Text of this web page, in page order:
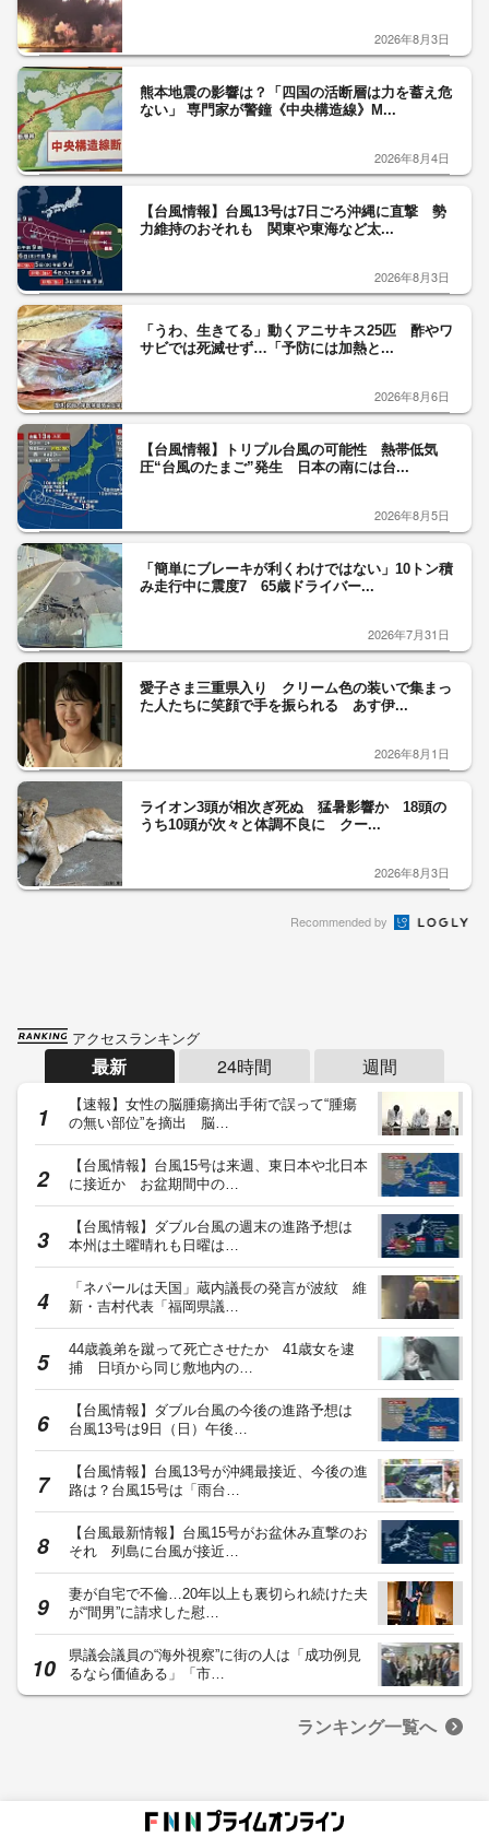
2026年8月3日
熊本地震の影響は？「四国の活断層は力を蓄え危
ない」 専門家が警鐘《中央構造線》M...
2026年8月4日
【台風情報】台風13号は7日ごろ沖縄に直撃 勢
力維持のおそれも 関東や東海など太...
2026年8月3日
「うわ、生きてる」動くアニサキス25匹 酢やワ
サビでは死滅せず…「予防には加熱と...
2026年8月6日
【台風情報】トリプル台風の可能性 熱帯低気
圧“台風のたまご”発生 日本の南には台...
2026年8月5日
「簡単にブレーキが利くわけではない」10トン積
み走行中に震度7 65歳ドライバー...
2026年7月31日
愛子さま三重県入り クリーム色の装いで集まっ
た人たちに笑顔で手を振られる あす伊...
2026年8月1日
ライオン3頭が相次ぎ死ぬ 猛暑影響か 18頭の
うち10頭が次々と体調不良に クー...
2026年8月3日
Recommended by
アクセスランキング
最新 24時間 週間
【速報】女性の脳腫瘍摘出手術で誤って“腫瘍
の無い部位”を摘出 脳…
【台風情報】台風15号は来週、東日本や北日本
に接近か お盆期間中の…
【台風情報】ダブル台風の週末の進路予想は
本州は土曜晴れも日曜は…
「ネパールは天国」蔵内議長の発言が波紋 維
新・吉村代表「福岡県議…
44歳義弟を蹴って死亡させたか 41歳女を逮
捕 日頃から同じ敷地内の…
【台風情報】ダブル台風の今後の進路予想は
台風13号は9日（日）午後…
【台風情報】台風13号が沖縄最接近、今後の進
路は？台風15号は「雨台…
【台風最新情報】台風15号がお盆休み直撃のお
それ 列島に台風が接近…
妻が自宅で不倫…20年以上も裏切られ続けた夫
が“間男”に請求した慰…
県議会議員の“海外視察”に街の人は「成功例見
るなら価値ある」「市…
ランキング一覧へ